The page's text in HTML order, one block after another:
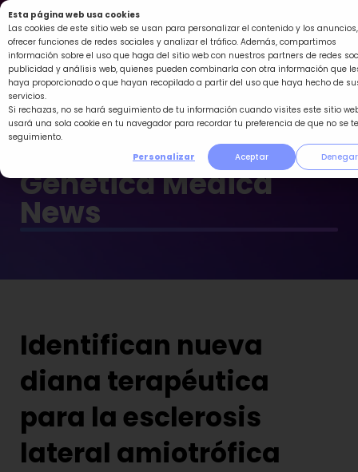
Esta página web usa cookies
Las cookies de este sitio web se usan para personalizar el contenido y los anuncios,
ofrecer funciones de redes sociales y analizar el tráfico. Además, compartimos
información sobre el uso que haga del sitio web con nuestros partners de redes
publicidad y análisis web, quienes pueden combinarla con otra información que
haya proporcionado o que hayan recopilado a partir del uso que haya hecho de
servicios.
Si rechazas, no se hará seguimiento de tu información cuando visites este sitio
usará una sola cookie en tu navegador para recordar tu preferencia de que no se
seguimiento.
Personalizar
Aceptar Denegar
Ir
al
contenido
Genética Médica
News
Identifican nueva
diana terapéutica
para la esclerosis
lateral amiotrófica